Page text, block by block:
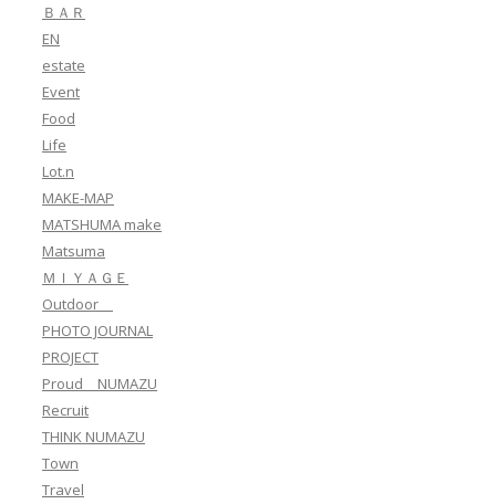
ＢＡＲ
EN
estate
Event
Food
Life
Lot.n
MAKE-MAP
MATSHUMA make
Matsuma
ＭＩＹＡＧＥ
Outdoor
PHOTO JOURNAL
PROJECT
Proud NUMAZU
Recruit
THINK NUMAZU
Town
Travel